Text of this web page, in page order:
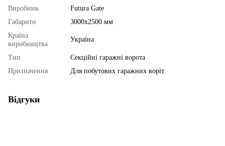
Виробник
Futura Gate
Габарити
3000х2500 мм
Країна
виробництва
Україна
Тип
Секційні гаражні ворота
Призначення
Для побутових гаражних воріт
Відгуки